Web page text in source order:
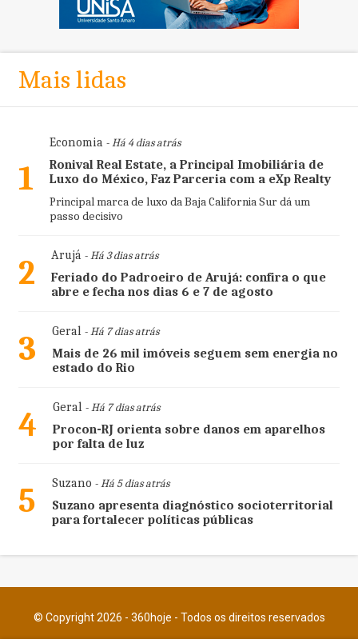
Mais lidas
1
Economia- Há 4 dias atrás
Ronival Real Estate, a Principal Imobiliária de
Luxo do México, Faz Parceria com a eXp Realty
Principal marca de luxo da Baja California Sur dá um
passo decisivo
2 Arujá- Há 3 dias atrás
Feriado do Padroeiro de Arujá: confira o que
abre e fecha nos dias 6 e 7 de agosto
3 Geral- Há 7 dias atrás
Mais de 26 mil imóveis seguem sem energia no
estado do Rio
4 Geral- Há 7 dias atrás
Procon-RJ orienta sobre danos em aparelhos
por falta de luz
5 Suzano - Há 5 dias atrás
Suzano apresenta diagnóstico socioterritorial
para fortalecer políticas públicas
© Copyright 2026 - 360hoje - Todos os direitos reservados